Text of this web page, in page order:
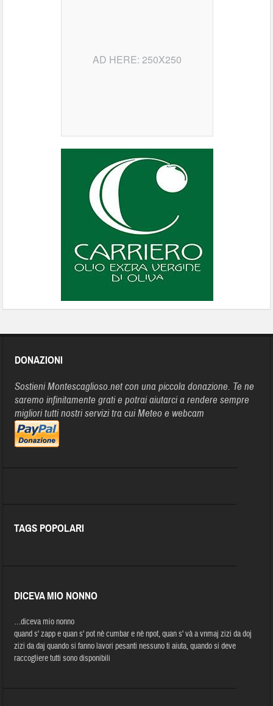
AD HERE: 250X250
DONAZIONI
Sostieni Montescaglioso.net con una piccola donazione. Te ne
saremo infinitamente grati e potrai aiutarci a rendere sempre
migliori tutti nostri servizi tra cui Meteo e webcam
TAGS POPOLARI
DICEVA MIO NONNO
…diceva mio nonno
quand s' zapp e quan s' pot nè cumbar e nè npot, quan s' và a vnmaj zizi da doj
zizi da daj quando si fanno lavori pesanti nessuno ti aiuta, quando si deve
raccogliere tutti sono disponibili